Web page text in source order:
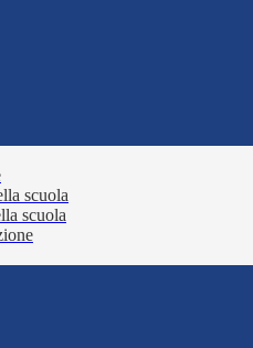
scuola
scuola